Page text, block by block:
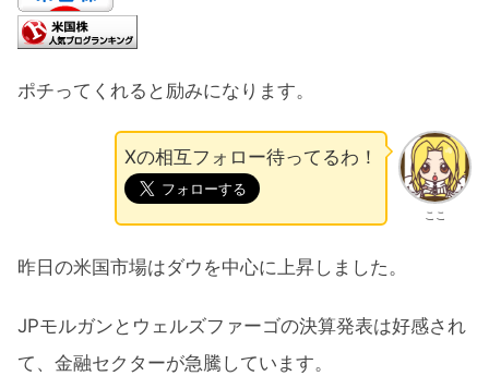
ポチってくれると励みになります。
ここ
Xの相互フォロー待ってるわ！
昨日の米国市場はダウを中心に上昇しました。
JPモルガンとウェルズファーゴの決算発表は好感され
て、金融セクターが急騰しています。